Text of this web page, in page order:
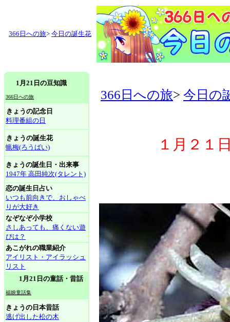
366日への旅> 今日の誕生花
1月21日の豆知識
366日への旅
きょうの記念日
料理番組の日
きょうの誕生花
蝋梅(ろうばい)
きょうの誕生日・出来事
1947年 高田純次(タレント)
恋の誕生日占い
いつも前向きで、おしゃべ
りが大好き
なぞなぞ小学校
さしあっても、痛くない遊
びは？
あこがれの職業紹介
アイリスト・アイラッシュ
リスト
1月21日の童話・昔話
福娘童話集
きょうの日本昔話
逃げ出した松の木
366日への旅> 今日の
１月２１